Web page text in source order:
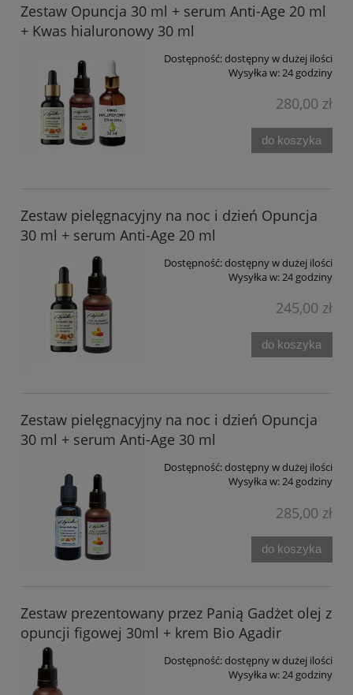
Zestaw Opuncja 30 ml + serum Anti-Age 20 ml
+ Kwas hialuronowy 30 ml
Dostępność:dostępny w dużej ilości
Wysyłka w:24 godziny
280,00 zł
do koszyka
Zestaw pielęgnacyjny na noc i dzień Opuncja
30 ml + serum Anti-Age 20 ml
Dostępność:dostępny w dużej ilości
Wysyłka w:24 godziny
245,00 zł
do koszyka
Zestaw pielęgnacyjny na noc i dzień Opuncja
30 ml + serum Anti-Age 30 ml
Dostępność:dostępny w dużej ilości
Wysyłka w:24 godziny
285,00 zł
do koszyka
Zestaw prezentowany przez Panią Gadżet olej z
opuncji figowej 30ml + krem Bio Agadir
Dostępność:dostępny w dużej ilości
Wysyłka w:24 godziny